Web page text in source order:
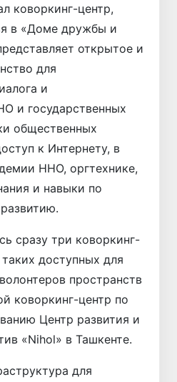
коворкинг-центр,
в «Доме дружбы и
открытое и
для
и
и государственных
общественных
к Интернету, в
ННО, оргтехнике,
и навыки по
сразу три коворкинг-
доступных для
пространств
коворкинг-центр по
Центр развития и
«Nihol» в Ташкенте.
для